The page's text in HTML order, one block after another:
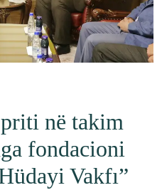
në takim
fondacioni
Vakfı”